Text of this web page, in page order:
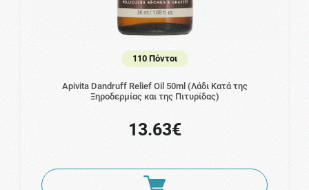
110 Πόντοι
Apivita Dandruff Relief Oil 50ml (Λάδι Κατά της
Ξηροδερμίας και της Πιτυρίδας)
13.63€